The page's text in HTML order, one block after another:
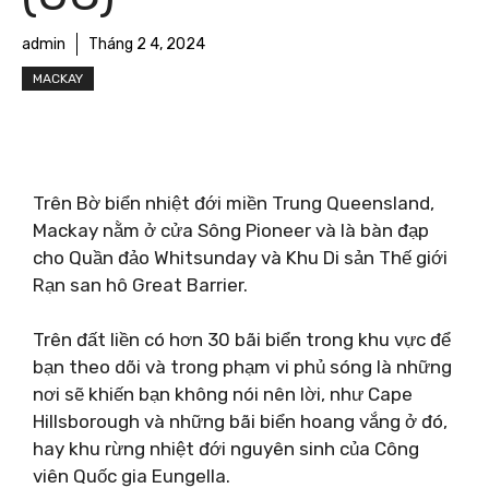
admin Tháng 2 4, 2024
MACKAY
Trên Bờ biển nhiệt đới miền Trung Queensland,
Mackay nằm ở cửa Sông Pioneer và là bàn đạp
cho Quần đảo Whitsunday và Khu Di sản Thế giới
Rạn san hô Great Barrier.
Trên đất liền có hơn 30 bãi biển trong khu vực để
bạn theo dõi và trong phạm vi phủ sóng là những
nơi sẽ khiến bạn không nói nên lời, như Cape
Hillsborough và những bãi biển hoang vắng ở đó,
hay khu rừng nhiệt đới nguyên sinh của Công
viên Quốc gia Eungella.